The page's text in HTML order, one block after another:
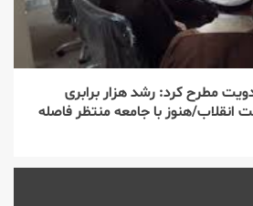
مطرح كرد: رشد هزار برابری
انقلاب/هنوز با جامعه منتظر فاصله